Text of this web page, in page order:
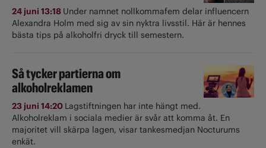
24 juni 13:18 Under namnet nollkommafem delar influencern
Alexandra Holm med sig av sin nyktra livsstil. Här är hennes
bästa tips på alkoholfri dryck till semestern.
Så tycker partierna om
alkoholreklamen
23 juni 14:20 Lagstiftningen har inte hängt med.
Alkoholreklam i sociala medier är svår att komma åt. En
majoritet vill skärpa lagen, visar tankesmedjan Nocturums
enkät.